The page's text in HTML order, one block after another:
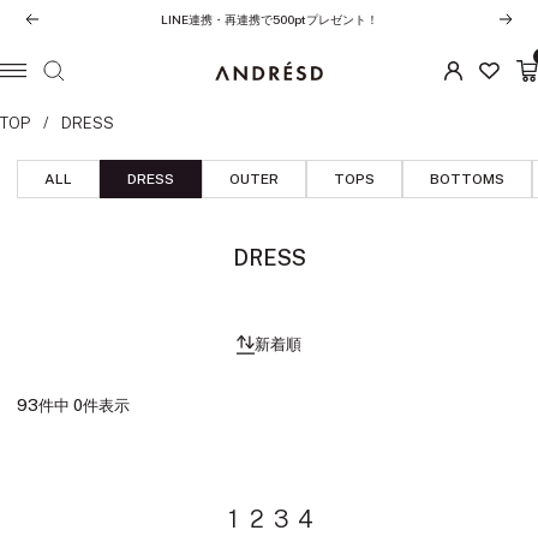
テ
ツ
前
LINE連携・再連携で500ptプレゼント！
次
ナ
ゲ
ANDRESD
TOP DRESS
ALL DRESS OUTER TOPS BOTTOMS
DRESS
93件中 0件表示
新着順
1 2 3 4